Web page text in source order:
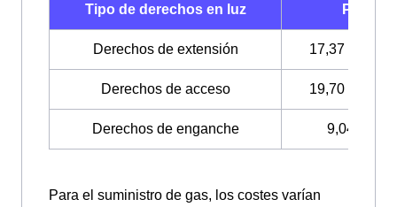
Tipo de derechos en luz Precio
Derechos de extensión 17,37 €/kW +
Derechos de acceso 19,70 €/kW +
Derechos de enganche 9,04€ +
Para el suministro de gas, los costes varían